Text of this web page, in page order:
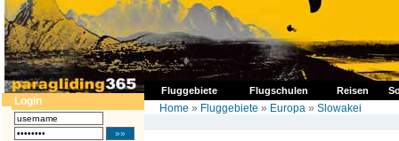
Fluggebiete Flugschulen Reisen
Login
Home » Fluggebiete » Europa » Slowakei